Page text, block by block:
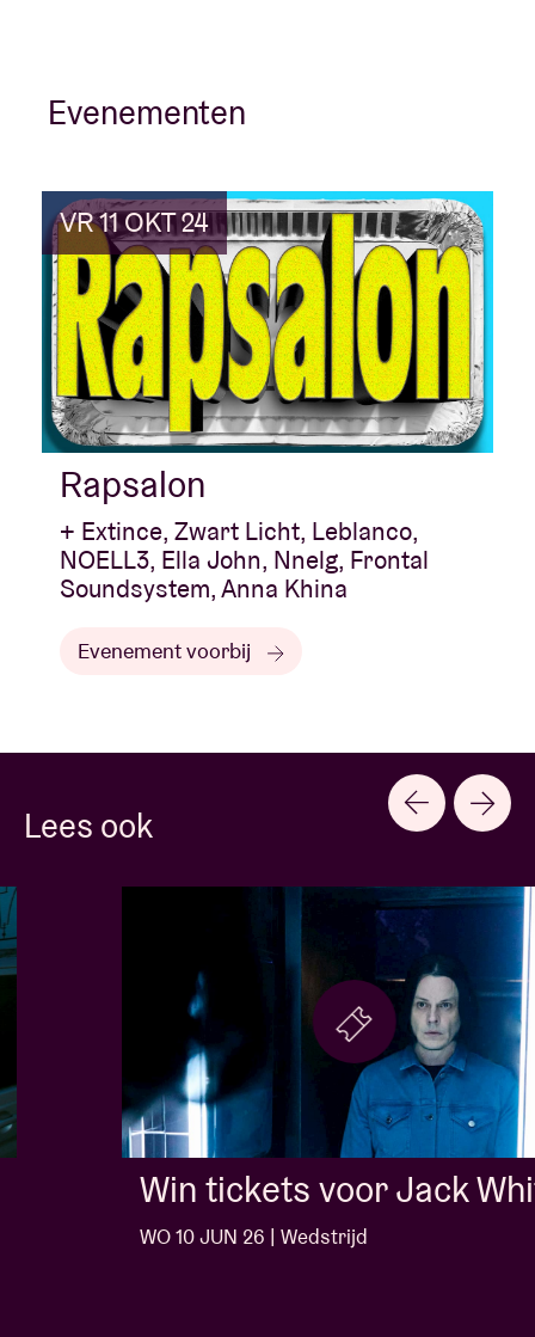
Evenementen
VR 11 OKT 24
Rapsalon
+ Extince, Zwart Licht, Leblanco,
NOELL3, Ella John, Nnelg, Frontal
Soundsystem, Anna Khina
Evenement voorbij
Lees ook
Win tickets voor Jack White
WO 10 JUN 26 | Wedstrijd